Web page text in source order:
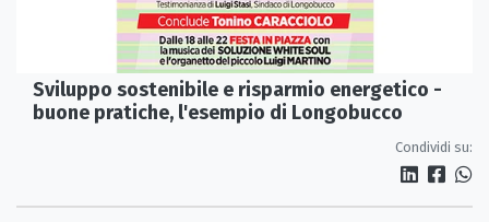
Sviluppo sostenibile e risparmio energetico -
buone pratiche, l'esempio di Longobucco
Condividi su: